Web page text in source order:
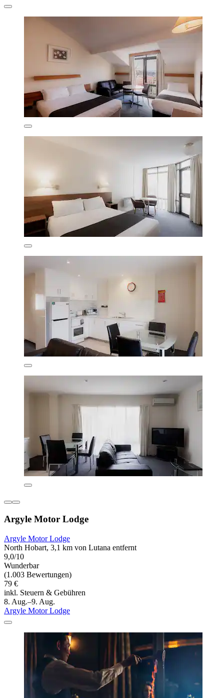
Argyle Motor Lodge
Argyle Motor Lodge
North Hobart, 3,1 km von Lutana entfernt
9,0/10
Wunderbar
(1.003 Bewertungen)
79 €
inkl. Steuern & Gebühren
8. Aug.–9. Aug.
Argyle Motor Lodge